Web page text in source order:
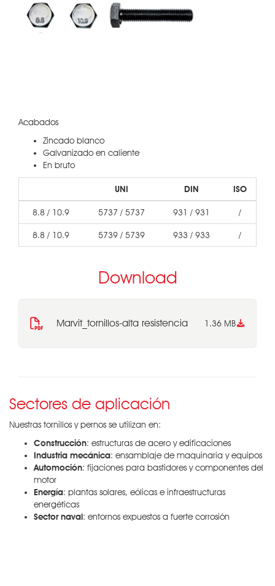
Acabados
Zincado blanco
Galvanizado en caliente
En bruto
UNI DIN ISO
8.8 / 10.9 5737 / 5737 931 / 931 /
8.8 / 10.9 5739 / 5739 933 / 933 /
Download
Marvit_tornillos-alta resistencia 1.36 MB
Sectores de aplicación
Nuestras tornillos y pernos se utilizan en:
Construcción: estructuras de acero y edificaciones
Industria mecánica: ensamblaje de maquinaria y equipos
Automoción: fijaciones para bastidores y componentes del
motor
Energía: plantas solares, eólicas e infraestructuras
energéticas
Sector naval: entornos expuestos a fuerte corrosión